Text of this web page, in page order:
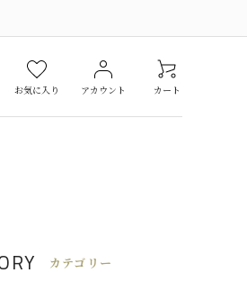
お気に入り アカウント カート
ミラー＆ドレッサー
￥300,001～
カテゴリー